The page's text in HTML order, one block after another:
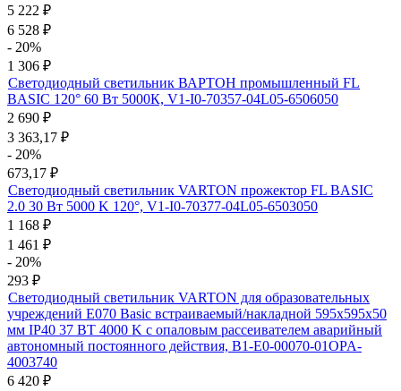
5 222 ₽
6 528 ₽
- 20%
1 306 ₽
Светодиодный светильник ВАРТОН промышленный FL
BASIC 120° 60 Вт 5000К, V1-I0-70357-04L05-6506050
2 690 ₽
3 363,17 ₽
- 20%
673,17 ₽
Светодиодный светильник VARTON прожектор FL BASIC
2.0 30 Вт 5000 K 120°, V1-I0-70377-04L05-6503050
1 168 ₽
1 461 ₽
- 20%
293 ₽
Светодиодный светильник VARTON для образовательных
учреждений E070 Basic встраиваемый/накладной 595х595х50
мм IP40 37 ВТ 4000 K с опаловым рассеивателем аварийный
автономный постоянного действия, B1-E0-00070-01OPA-
4003740
6 420 ₽